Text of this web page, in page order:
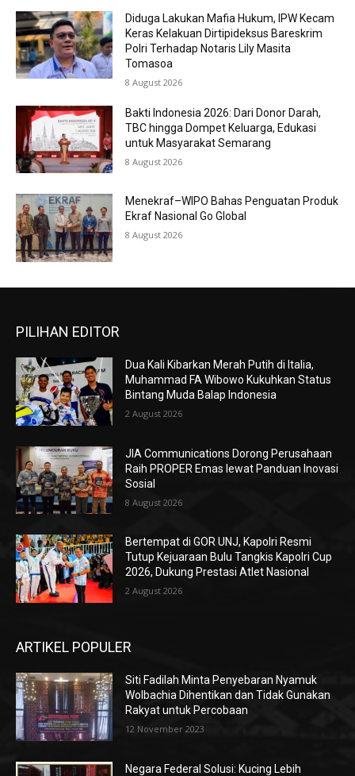
Diduga Lakukan Mafia Hukum, IPW Kecam
Keras Kelakuan Dirtipideksus Bareskrim
Polri Terhadap Notaris Lily Masita
Tomasoa
8 August 2026
Bakti Indonesia 2026: Dari Donor Darah,
TBC hingga Dompet Keluarga, Edukasi
untuk Masyarakat Semarang
8 August 2026
Menekraf–WIPO Bahas Penguatan Produk
Ekraf Nasional Go Global
8 August 2026
PILIHAN EDITOR
Dua Kali Kibarkan Merah Putih di Italia,
Muhammad FA Wibowo Kukuhkan Status
Bintang Muda Balap Indonesia
2 August 2026
JIA Communications Dorong Perusahaan
Raih PROPER Emas lewat Panduan Inovasi
Sosial
8 August 2026
Bertempat di GOR UNJ, Kapolri Resmi
Tutup Kejuaraan Bulu Tangkis Kapolri Cup
2026, Dukung Prestasi Atlet Nasional
2 August 2026
ARTIKEL POPULER
Siti Fadilah Minta Penyebaran Nyamuk
Wolbachia Dihentikan dan Tidak Gunakan
Rakyat untuk Percobaan
12 November 2023
Negara Federal Solusi: Kucing Lebih